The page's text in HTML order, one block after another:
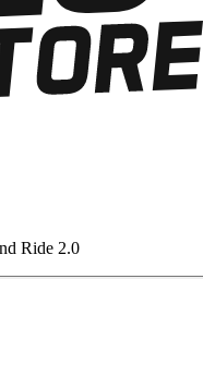
Ride 2.0